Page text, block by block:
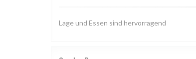
Lage und Essen sind hervorragend